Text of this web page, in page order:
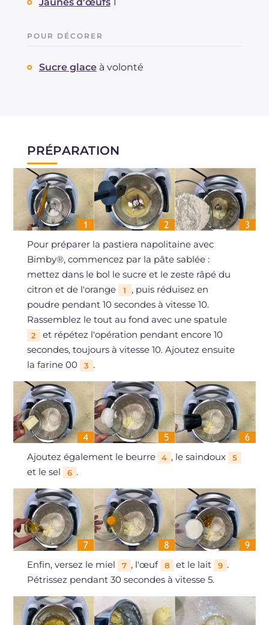
POUR DÉCORER
Sucre glace à volonté
PRÉPARATION
Pour préparer la pastiera napolitaine avec
Bimby®, commencez par la pâte sablée :
mettez dans le bol le sucre et le zeste râpé du
citron et de l'orange
1
, puis réduisez en
poudre pendant 10 secondes à vitesse 10.
Rassemblez le tout au fond avec une spatule
2
et répétez l'opération pendant encore 10
secondes, toujours à vitesse 10. Ajoutez ensuite
la farine 00
3 .
Ajoutez également le beurre 4 , le saindoux 5
et le sel 6 .
Enfin, versez le miel 7 , l'œuf 8 et le lait 9 .
Pétrissez pendant 30 secondes à vitesse 5.